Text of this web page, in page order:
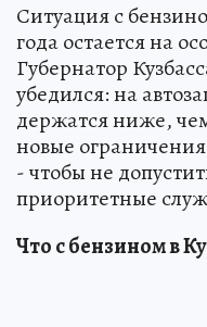
Ситуация с
года остается на
Губернатор
убедился: на
держатся ниже,
новые
- чтобы не
приоритетные
Что с бензином в